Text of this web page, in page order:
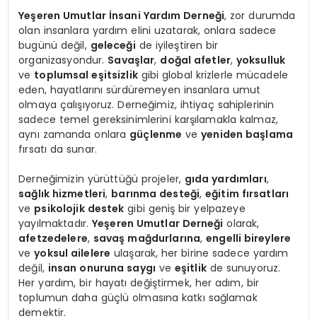
Yeşeren Umutlar İnsani Yardım Derneği, zor durumda
olan insanlara yardım elini uzatarak, onlara sadece
bugünü değil, geleceği de iyileştiren bir
organizasyondur. Savaşlar, doğal afetler, yoksulluk
ve toplumsal eşitsizlikgibi global krizlerle mücadele
eden, hayatlarını sürdüremeyen insanlara umut
olmaya çalışıyoruz. Derneğimiz, ihtiyaç sahiplerinin
sadece temel gereksinimlerini karşılamakla kalmaz,
aynı zamanda onlara güçlenme veyeniden başlama
fırsatı da sunar.
Derneğimizin yürüttüğü projeler, gıda yardımları,
sağlık hizmetleri, barınma desteği,eğitim fırsatları
ve psikolojik destek gibi geniş bir yelpazeye
yayılmaktadır.Yeşeren Umutlar Derneği olarak,
afetzedelere, savaş mağdurlarına,engelli bireylere
veyoksul ailelere ulaşarak, her birine sadece yardım
değil, insan onuruna saygı ve eşitlikde sunuyoruz.
Her yardım, bir hayatı değiştirmek, her adım, bir
toplumun daha güçlü olmasına katkı sağlamak
demektir.